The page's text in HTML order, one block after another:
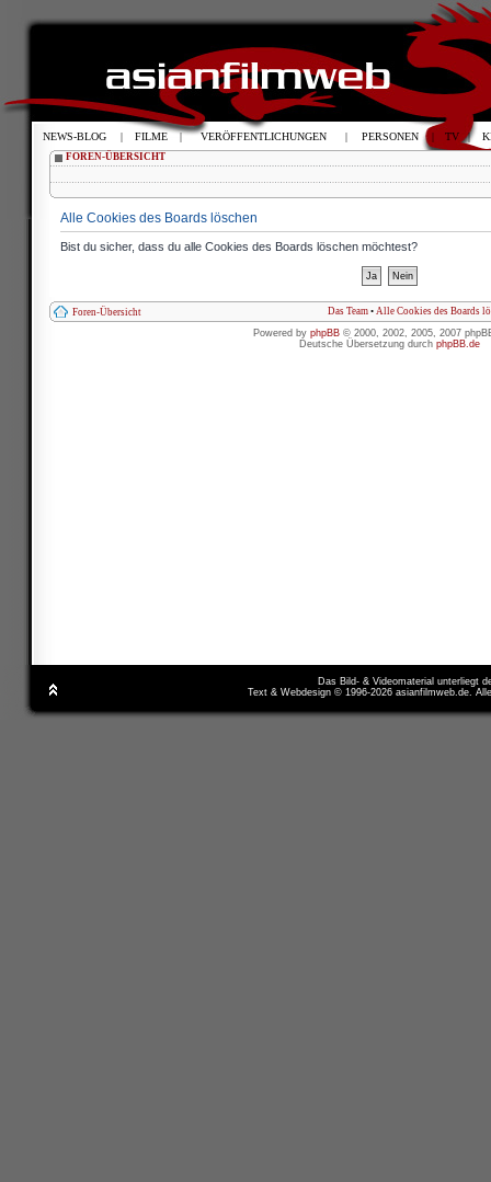
FOREN-ÜBERSICHT
Alle Cookies des Boards löschen
Bist du sicher, dass du alle Cookies des Boards löschen möchtest?
Foren-Übersicht Das Team • Alle Cookies des Boards
Powered by phpBB © 2000, 2002, 2005, 2007
Deutsche Übersetzung durch phpBB.de
Das Bild- & Videomaterial unterliegt
Text & Webdesign © 1996-2026 asianfilmweb.de.
NEWS-BLOG | FILME | VERÖFFENTLICHUNGEN | PERSONEN | TV |